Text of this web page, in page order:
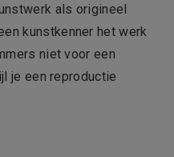
als origineel
kunstkenner het werk
niet voor een
je een reproductie